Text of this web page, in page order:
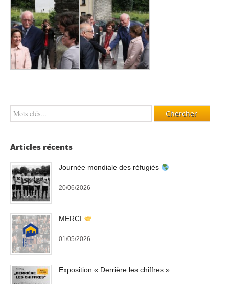
Articles récents
Journée mondiale des réfugiés
20/06/2026
MERCI
01/05/2026
Exposition « Derrière les chiffres »